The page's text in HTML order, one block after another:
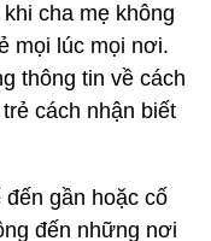
cha mẹ không
mọi lúc mọi nơi.
thông tin về cách
cách nhận biết
gần hoặc cố
đến những nơi